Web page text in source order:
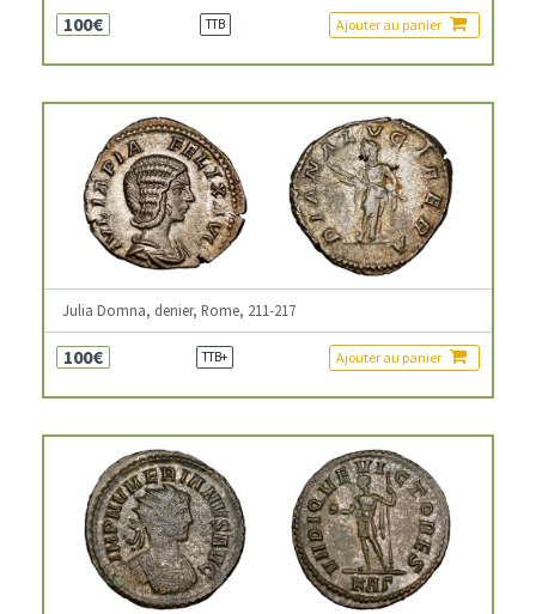
100€ TTB Ajouter au panier
Julia Domna, denier, Rome, 211-217
100€ TTB+ Ajouter au panier